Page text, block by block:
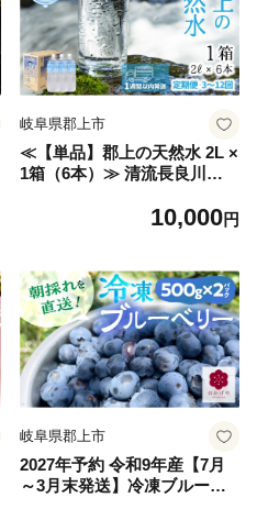
岐阜県郡上市
≪【単品】郡上の天然水 2L ×
1箱（6本）≫ 清流長良川源
生活必需品 消耗品 6本 備蓄
10,000円
岐阜県郡上市
2027年予約 令和9年産【7月
～3月末発送】冷凍ブルーベ